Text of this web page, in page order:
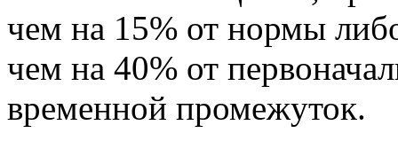
чем на 15% от нормы
чем на 40% от
временной промежуток.